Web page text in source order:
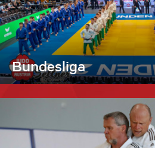
Bundesliga